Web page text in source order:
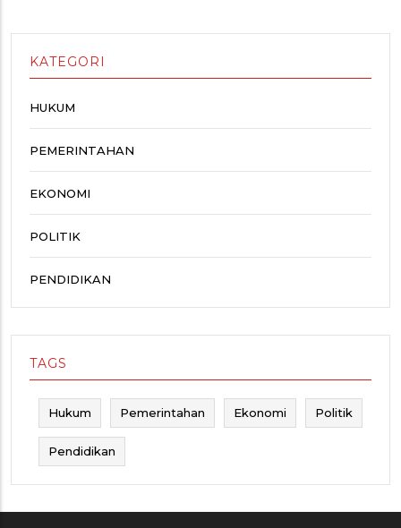
KATEGORI
HUKUM
PEMERINTAHAN
EKONOMI
POLITIK
PENDIDIKAN
TAGS
Hukum Pemerintahan Ekonomi Politik
Pendidikan